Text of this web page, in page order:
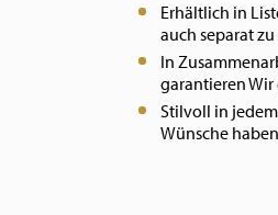
Erhältlich in
auch separat
In
garantieren
Stilvoll in
Wünsche